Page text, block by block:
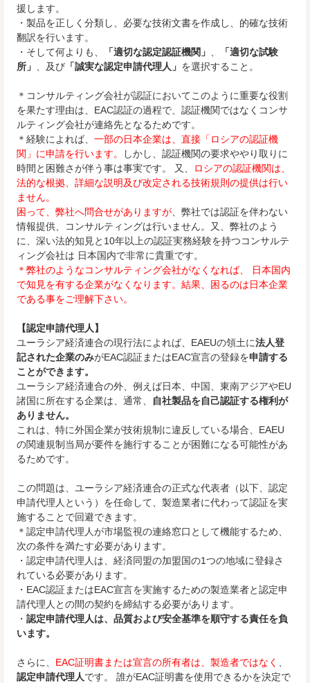
援します。
・製品を正しく分類し、必要な技術文書を作成し、的確な技術
翻訳を行います。
・そして何よりも、
「適切な認定認証機関」
「適切な試験
所」
、及び 「誠実な認定申請代理人」 を選択すること。
＊コンサルティング会社が認証においてこのように重要な役割
を果たす理由は、EAC認証の過程で、認証機関ではなくコンサ
ルティング会社が連絡先となるためです。
＊経験によれば、一部の日本企業は、直接「ロシアの認証機
関」に申請を行います。
しかし、認証機関の要求ややり取りに
時間と困難さが伴う事は事実です。 又、 ロシアの認証機関は、
法的な根拠、詳細な説明及び改定される技術規則の提供は行い
ません。
困って、弊社へ問合せがありますが 、弊社では認証を伴わない
情報提供、コンサルティングは行いません。又、弊社のよう
に、深い法的知見と10年以上の認証実務経験を持つコンサルテ
ィング会社は 日本国内で非常に貴重です。
＊弊社のようなコンサルティング会社がなくなれば、 日本国内
で知見を有する企業がなくなります。結果、困るのは日本企業
である事をご理解下さい。
【認定申請代理人】
ユーラシア経済連合の現行法によれば、EAEUの領土に法人登
記された企業のみがEAC認証またはEAC宣言の登録を申請する
ことができます。
ユーラシア経済連合の外、例えば日本、中国、東南アジアやEU
諸国に所在する企業は、通常、 自社製品を自己認証する権利が
ありません。
これは、特に外国企業が技術規制に違反している場合、EAEU
の関連規制当局が要件を施行することが困難になる可能性があ
るためです。
この問題は、ユーラシア経済連合の正式な代表者（以下、認定
申請代理人という）を任命して、製造業者に代わって認証を実
施することで回避できます。
＊認定申請代理人が市場監視の連絡窓口として機能するため、
次の条件を満たす必要があります。
・認定申請代理人は、経済同盟の加盟国の1つの地域に登録さ
れている必要があります。
・EAC認証またはEAC宣言を実施するための製造業者と認定申
請代理人との間の契約を締結する必要があります。
・認定申請代理人は、品質および安全基準を順守する責任を負
います。
さらに、 EAC証明書または宣言の所有者は、製造者ではなく
認定申請代理人です。 誰がEAC証明書を使用できるかを決定で